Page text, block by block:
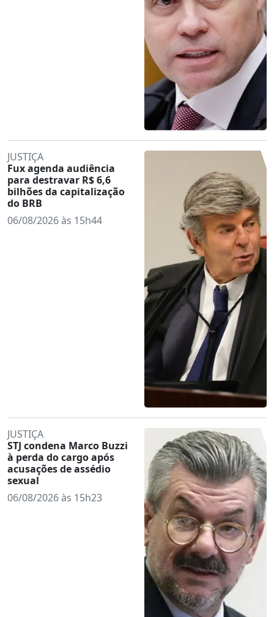
JUSTIÇA
Fux agenda audiência
para destravar R$ 6,6
bilhões da capitalização
do BRB
06/08/2026 às 15h44
JUSTIÇA
STJ condena Marco Buzzi
à perda do cargo após
acusações de assédio
sexual
06/08/2026 às 15h23